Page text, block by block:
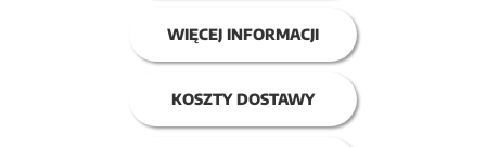
WIĘCEJ INFORMACJI
KOSZTY DOSTAWY